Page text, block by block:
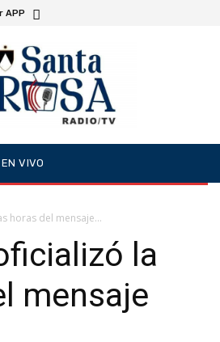
APP
VIVO
horas del mensaje...
la
mensaje